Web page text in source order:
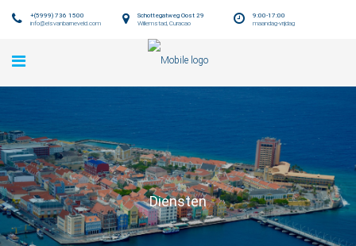
9:00-17:00
maandag-vrijdag
Schottegatweg Oost 29
Willemstad, Curacao
+(5999) 736 1500
info@elsvanbarneveld.com
Diensten